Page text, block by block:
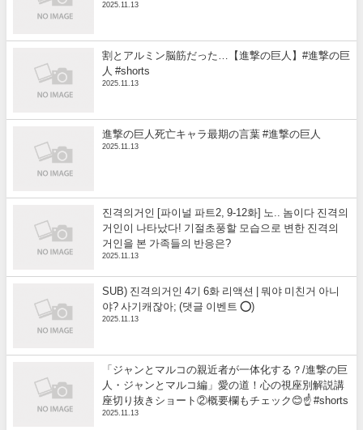
2025.11.13
割とアルミン脳筋だった…【進撃の巨人】#進撃の巨
人 #shorts
2025.11.13
進撃の巨人死亡キャラ最期の言葉 #進撃の巨人
2025.11.13
진격의거인 [파이널 파트2, 9-12화] 노.. 놈이다 진격의
거인이 나타났다! 기절초풍할 모습으로 변한 진격의
거인을 본 가족들의 반응은?
2025.11.13
SUB) 진격의거인 4기 6화 리액션 | 뭐야 미친거 아니
야? 사기캐잖아; (댓글 이벤트 ⭕)
2025.11.13
「ジャンとマルコの親近者が一体化する？/進撃の巨
人・ジャンとマルコ編」愛の道！心の視座別解説講
座切り抜きショート②概要欄もチェック😊☝️ #shorts
2025.11.13